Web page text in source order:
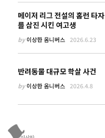
메이저 리그 전설의 홈런 타자
를 삼진 시킨 여고생
by이상한 옴니버스 2026.6.23
반려동물 대규모 학살 사건
by이상한 옴니버스 2026.4.8